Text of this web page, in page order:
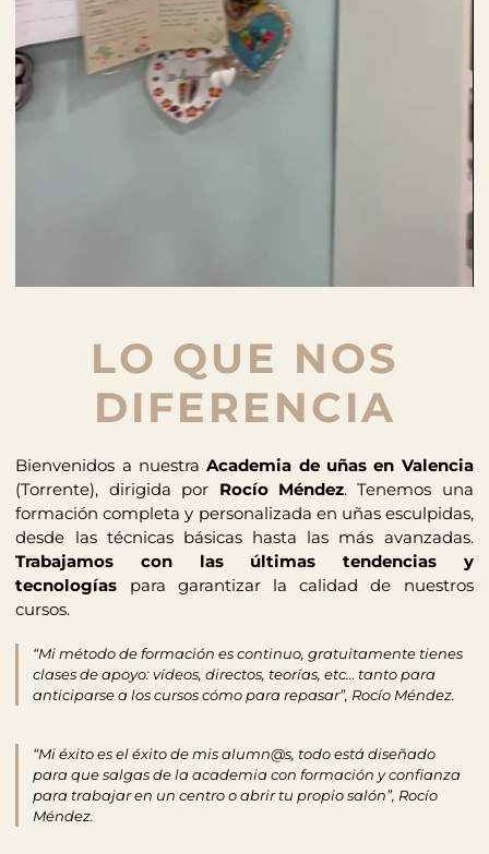
LO QUE NOS
DIFERENCIA
Bienvenidos a nuestraAcademia de uñas en Valencia
(Torrente), dirigida por Rocío Méndez.Tenemos una
formación completa y personalizada en uñas esculpidas,
desde las técnicas básicas hasta las más avanzadas.
Trabajamos con las últimas tendencias y
tecnologías para garantizar la calidad de nuestros
cursos.
“Mi método de formación es continuo, gratuitamente tienes
clases de apoyo: vídeos, directos, teorías, etc… tanto para
anticiparse a los cursos cómo para repasar”, Rocío Méndez.
“Mi éxito es el éxito de mis alumn@s, todo está diseñado
para que salgas de la academia con formación y confianza
para trabajar en un centro o abrir tu propio salón”, Rocío
Méndez.